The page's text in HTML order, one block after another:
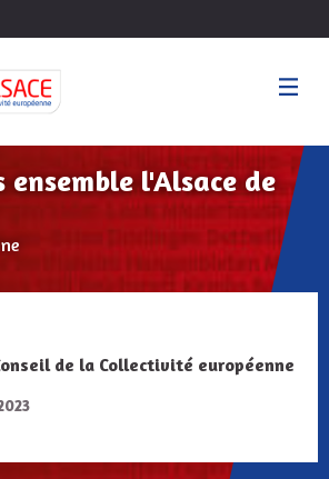
ensemble l'Alsace de
de la Collectivité européenne